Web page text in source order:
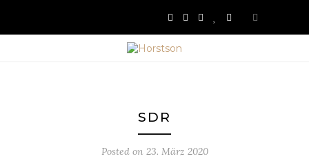
SDR
Posted on 23. März 2020